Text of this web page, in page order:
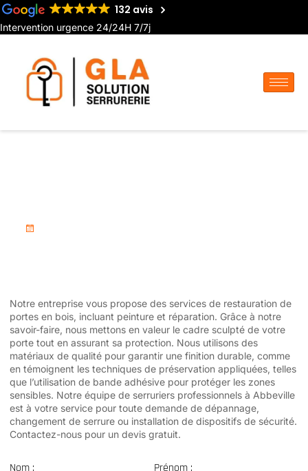
132 avis
Intervention urgence 24/24H 7/7j
Notre entreprise vous propose des services de restauration de
portes en bois, incluant peinture et réparation. Grâce à notre
savoir-faire, nous mettons en valeur le cadre sculpté de votre
porte tout en assurant sa protection. Nous utilisons des
matériaux de qualité pour garantir une finition durable, comme
en témoignent les techniques de préservation appliquées, telles
que l’utilisation de bande adhésive pour protéger les zones
sensibles. Notre équipe de serruriers professionnels à Abbeville
est à votre service pour toute demande de dépannage,
changement de serrure ou installation de dispositifs de sécurité.
Contactez-nous pour un devis gratuit.
Nom : Prénom :